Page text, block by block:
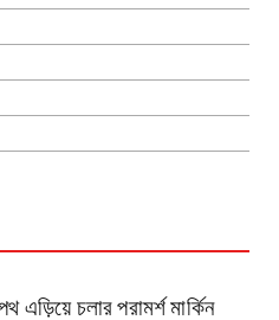
2019
চলার পরামর্শ মার্কিন